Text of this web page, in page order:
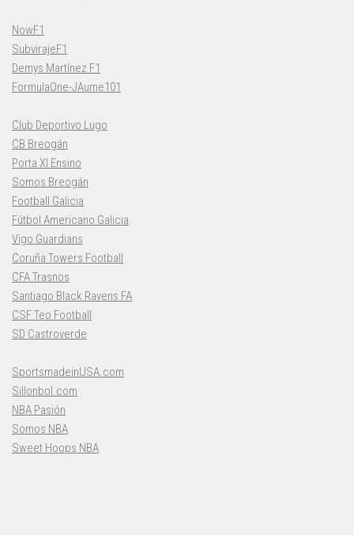
NowF1
SubvirajeF1
Demys Martínez F1
FormulaOne-JAume101
Club Deportivo Lugo
CB Breogán
Porta XI Ensino
Somos Breogán
Football Galicia
Fútbol Americano Galicia
Vigo Guardians
Coruña Towers Football
CFA Trasnos
Santiago Black Ravens FA
CSF Teo Football
SD Castroverde
SportsmadeinUSA.com
Sillonbol.com
NBA Pasión
Somos NBA
Sweet Hoops NBA